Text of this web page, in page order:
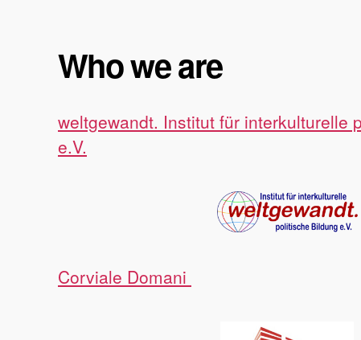
Who we are
weltgewandt. Institut für interkulturelle
e.V.
Corviale Domani